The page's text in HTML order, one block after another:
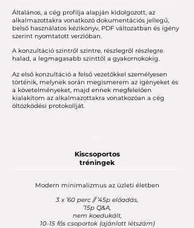
Általános, a cég profilja alapján kidolgozott, az
alkalmazottakra vonatkozó dokumentációs jellegű,
belső használatos kézikönyv, PDF változatban és igény
szerint nyomtatott verzióban.
A konzultáció szintről szintre, részlegről részlegre
halad, a legmagasabb szinttől a gyakornokokig.
Az első konzultáció a felső vezetőkkel személyesen
történik, melynek során megismerem az igényeket és
a követelményeket, majd ennek megfelelően
kialakítom az alkalmazottakra vonatkozóan a cég
öltözködési protokollját.
Kiscsoportos
tréningek
Modern minimalizmus az üzleti életben
3 x ’60 perc // ’45p előadás,
’15p Q&A,
nem koedukált,
10-15 fős csoportok (ajánlott létszám)